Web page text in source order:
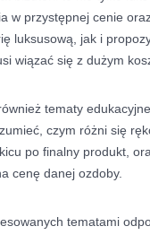
w przystępnej cenie
luksusową, jak i
wiązać się z dużym
tematy
czym różni się
po finalny produkt,
cenę danej ozdoby.
tematami